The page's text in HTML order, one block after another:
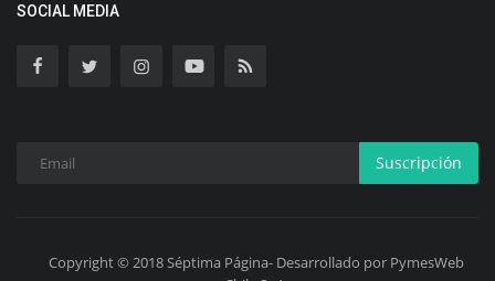
SOCIAL MEDIA
Suscripción
Copyright © 2018 Séptima Página- Desarrollado por PymesWeb